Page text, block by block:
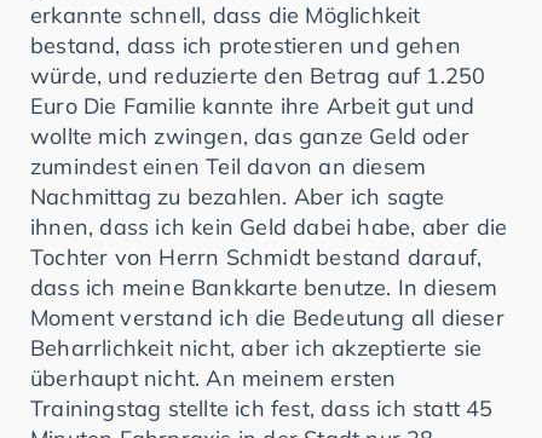
erkannte schnell, dass die Möglichkeit
bestand, dass ich protestieren und gehen
würde, und reduzierte den Betrag auf 1.250
Euro Die Familie kannte ihre Arbeit gut und
wollte mich zwingen, das ganze Geld oder
zumindest einen Teil davon an diesem
Nachmittag zu bezahlen. Aber ich sagte
ihnen, dass ich kein Geld dabei habe, aber die
Tochter von Herrn Schmidt bestand darauf,
dass ich meine Bankkarte benutze. In diesem
Moment verstand ich die Bedeutung all dieser
Beharrlichkeit nicht, aber ich akzeptierte sie
überhaupt nicht. An meinem ersten
Trainingstag stellte ich fest, dass ich statt 45